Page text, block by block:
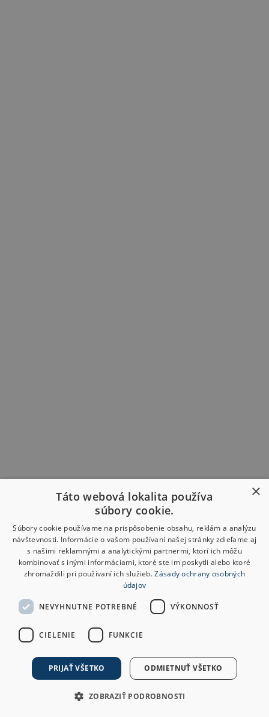
×
Táto webová lokalita používa
súbory cookie.
Súbory cookie používame na prispôsobenie obsahu, reklám a analýzu
návštevnosti. Informácie o vašom používaní našej stránky zdieľame aj
s našimi reklamnými a analytickými partnermi, ktorí ich môžu
kombinovať s inými informáciami, ktoré ste im poskytli alebo ktoré
zhromaždili pri používaní ich služieb.Zásady ochrany osobných
údajov
NEVYHNUTNE POTREBNÉ VÝKONNOSŤ
CIELENIE FUNKCIE
PRIJAŤ VŠETKO ODMIETNUŤ VŠETKO
ZOBRAZIŤ PODROBNOSTI